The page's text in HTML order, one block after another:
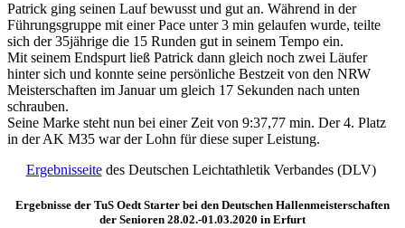
Patrick ging seinen Lauf bewusst und gut an. Während in der
Führungsgruppe mit einer Pace unter 3 min gelaufen wurde, teilte
sich der 35jährige die 15 Runden gut in seinem Tempo ein.
Mit seinem Endspurt ließ Patrick dann gleich noch zwei Läufer
hinter sich und konnte seine persönliche Bestzeit von den NRW
Meisterschaften im Januar um gleich 17 Sekunden nach unten
schrauben.
Seine Marke steht nun bei einer Zeit von 9:37,77 min. Der 4. Platz
in der AK M35 war der Lohn für diese super Leistung.
Ergebnisseitedes Deutschen Leichtathletik Verbandes (DLV)
Ergebnisse der TuS Oedt Starter bei den Deutschen Hallenmeisterschaften
der Senioren 28.02.-01.03.2020 in Erfurt